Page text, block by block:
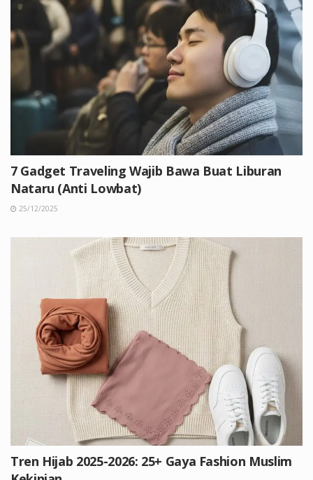
7 Gadget Traveling Wajib Bawa Buat Liburan
Nataru (Anti Lowbat)
25/12/2025
Tren Hijab 2025-2026: 25+ Gaya Fashion Muslim